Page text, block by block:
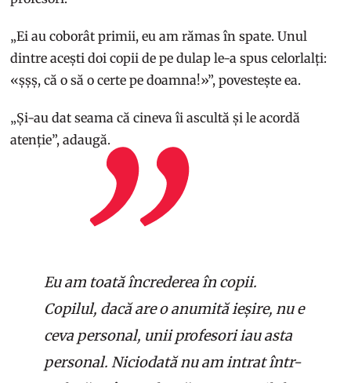
„Ei au coborât primii, eu am rămas în spate. Unul
dintre acești doi copii de pe dulap le-a spus celorlalți:
«șșș, că o să o certe pe doamna!»”, povestește ea.
„Și-au dat seama că cineva îi ascultă și le acordă
atenție”, adaugă.
Eu am toată încrederea în copii.
Copilul, dacă are o anumită ieșire, nu e
ceva personal, unii profesori iau asta
personal. Niciodată nu am intrat într-